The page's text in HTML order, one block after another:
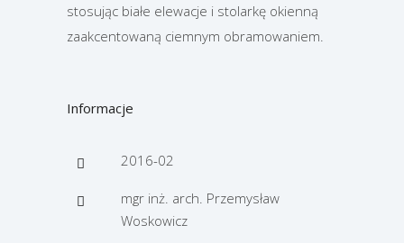
stosując białe elewacje i stolarkę okienną
zaakcentowaną ciemnym obramowaniem.
Informacje
2016-02
mgr inż. arch. Przemysław
Woskowicz